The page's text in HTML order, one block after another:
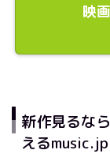
映
新作見るな
えるmusic.jp